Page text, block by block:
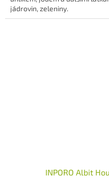
jádrovin, zeleniny.
INPORO Albit